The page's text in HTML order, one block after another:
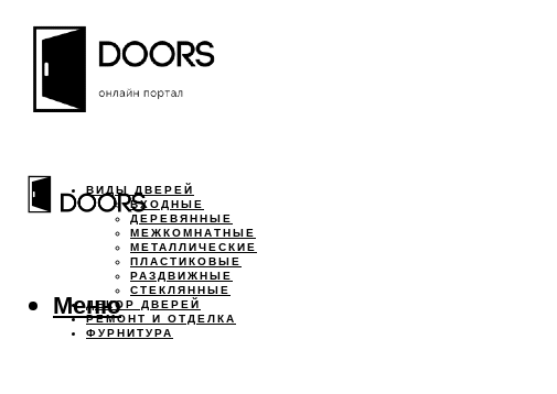
ВИДЫ ДВЕРЕЙ
ВХОДНЫЕ
ДЕРЕВЯННЫЕ
МЕЖКОМНАТНЫЕ
МЕТАЛЛИЧЕСКИЕ
ПЛАСТИКОВЫЕ
РАЗДВИЖНЫЕ
СТЕКЛЯННЫЕ
ДЕКОР ДВЕРЕЙ
РЕМОНТ И ОТДЕЛКА
ФУРНИТУРА
Меню